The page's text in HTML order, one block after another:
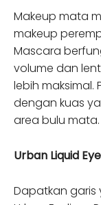
Makeup mata
makeup
Mascara
volume dan
lebih maksimal.
dengan kuas
area bulu mata.
Urban Liquid
Dapatkan garis